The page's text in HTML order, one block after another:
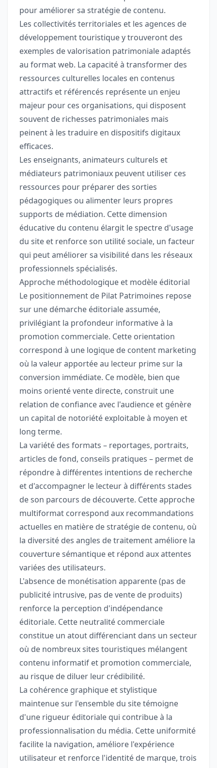
pour améliorer sa stratégie de contenu.
Les collectivités territoriales et les agences de
développement touristique y trouveront des
exemples de valorisation patrimoniale adaptés
au format web. La capacité à transformer des
ressources culturelles locales en contenus
attractifs et référencés représente un enjeu
majeur pour ces organisations, qui disposent
souvent de richesses patrimoniales mais
peinent à les traduire en dispositifs digitaux
efficaces.
Les enseignants, animateurs culturels et
médiateurs patrimoniaux peuvent utiliser ces
ressources pour préparer des sorties
pédagogiques ou alimenter leurs propres
supports de médiation. Cette dimension
éducative du contenu élargit le spectre d'usage
du site et renforce son utilité sociale, un facteur
qui peut améliorer sa visibilité dans les réseaux
professionnels spécialisés.
Approche méthodologique et modèle éditorial
Le positionnement de Pilat Patrimoines repose
sur une démarche éditoriale assumée,
privilégiant la profondeur informative à la
promotion commerciale. Cette orientation
correspond à une logique de content marketing
où la valeur apportée au lecteur prime sur la
conversion immédiate. Ce modèle, bien que
moins orienté vente directe, construit une
relation de confiance avec l'audience et génère
un capital de notoriété exploitable à moyen et
long terme.
La variété des formats – reportages, portraits,
articles de fond, conseils pratiques – permet de
répondre à différentes intentions de recherche
et d'accompagner le lecteur à différents stades
de son parcours de découverte. Cette approche
multiformat correspond aux recommandations
actuelles en matière de stratégie de contenu, où
la diversité des angles de traitement améliore la
couverture sémantique et répond aux attentes
variées des utilisateurs.
L'absence de monétisation apparente (pas de
publicité intrusive, pas de vente de produits)
renforce la perception d'indépendance
éditoriale. Cette neutralité commerciale
constitue un atout différenciant dans un secteur
où de nombreux sites touristiques mélangent
contenu informatif et promotion commerciale,
au risque de diluer leur crédibilité.
La cohérence graphique et stylistique
maintenue sur l'ensemble du site témoigne
d'une rigueur éditoriale qui contribue à la
professionnalisation du média. Cette uniformité
facilite la navigation, améliore l'expérience
utilisateur et renforce l'identité de marque, trois